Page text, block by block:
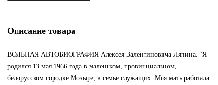
Описание товара
ВОЛЬНАЯ АВТОБИОГРАФИЯ Алексея Валентиновича Ляпина. "Я
родился 13 мая 1966 года в маленьком, провинциальном,
белорусском городке Мозыре, в семье служащих. Моя мать работала